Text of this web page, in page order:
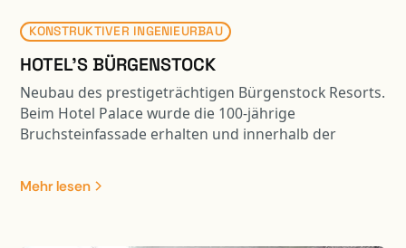
KONSTRUKTIVER INGENIEURBAU
HOTEL'S BÜRGENSTOCK
Neubau des prestigeträchtigen Bürgenstock Resorts.
Beim Hotel Palace wurde die 100-jährige
Bruchsteinfassade erhalten und innerhalb der
der steil abfallenden Bergflanke angebaut. Das
Mehr lesen